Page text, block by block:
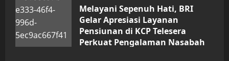
Melayani Sepenuh Hati, BRI
Gelar Apresiasi Layanan
Pensiunan di KCP Telesera
Perkuat Pengalaman Nasabah